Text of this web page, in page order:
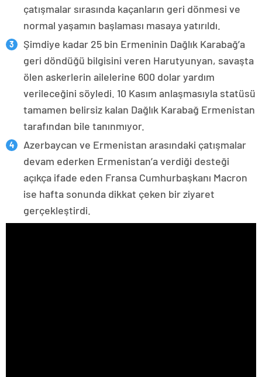
çatışmalar sırasında kaçanların geri dönmesi ve
normal yaşamın başlaması masaya yatırıldı.
Şimdiye kadar 25 bin Ermeninin Dağlık Karabağ’a
geri döndüğü bilgisini veren Harutyunyan, savaşta
ölen askerlerin ailelerine 600 dolar yardım
verileceğini söyledi. 10 Kasım anlaşmasıyla statüsü
tamamen belirsiz kalan Dağlık Karabağ Ermenistan
tarafından bile tanınmıyor.
Azerbaycan ve Ermenistan arasındaki çatışmalar
devam ederken Ermenistan’a verdiği desteği
açıkça ifade eden Fransa Cumhurbaşkanı Macron
ise hafta sonunda dikkat çeken bir ziyaret
gerçekleştirdi.